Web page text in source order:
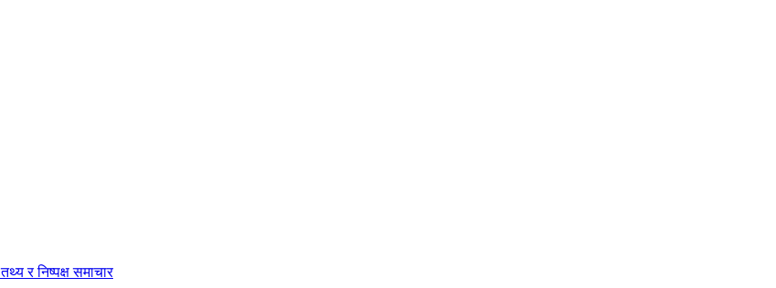
र निष्पक्ष समाचार